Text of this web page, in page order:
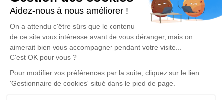
5/5 - 193 avis
Nos Services
Organiser des obsèques
Monuments funéraires
Services aux familles
Liens utiles
Avis de décès
Demande de rendez-vous en
Nos réseaux sociaux